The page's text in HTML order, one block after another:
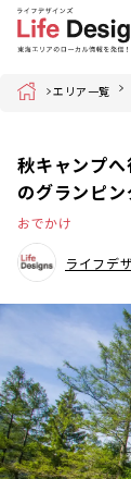
Home エリア一覧
秋キャンプ
のグランピ
おでかけ
ライフデ